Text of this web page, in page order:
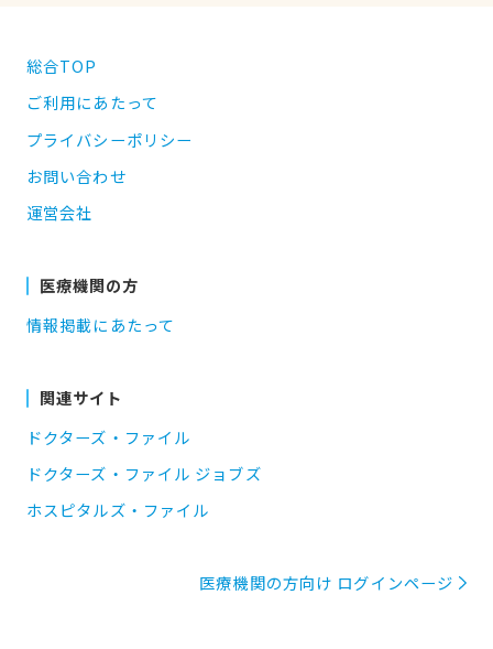
総合TOP
ご利用にあたって
プライバシーポリシー
お問い合わせ
運営会社
医療機関の方
情報掲載にあたって
関連サイト
ドクターズ・ファイル
ドクターズ・ファイル ジョブズ
ホスピタルズ・ファイル
医療機関の方向け ログインページ